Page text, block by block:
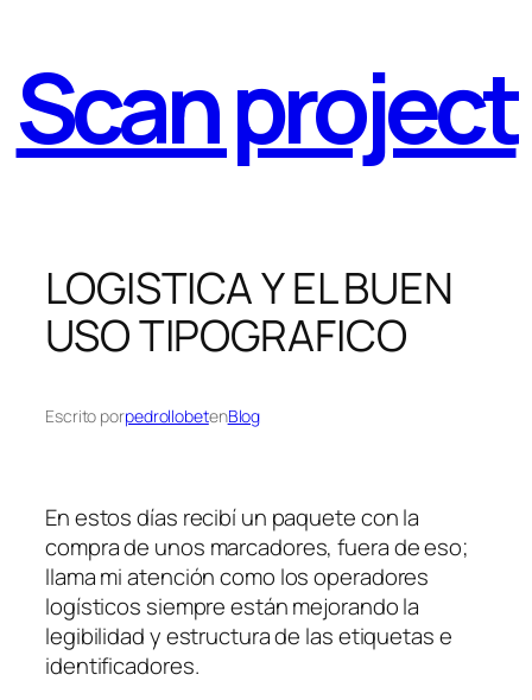
contenido
Scan project
LOGISTICA Y EL BUEN
USO TIPOGRAFICO
Escrito porpedrollobetenBlog
En estos días recibí un paquete con la
compra de unos marcadores, fuera de eso;
llama mi atención como los operadores
logísticos siempre están mejorando la
legibilidad y estructura de las etiquetas e
identificadores.